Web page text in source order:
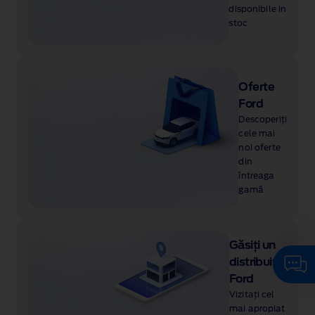
disponibile in
stoc
Oferte
Ford
Descoperiți
cele mai
noi oferte
din
întreaga
gamă
Găsiți un
distribuitor
Ford
Vizitați cel
mai apropiat